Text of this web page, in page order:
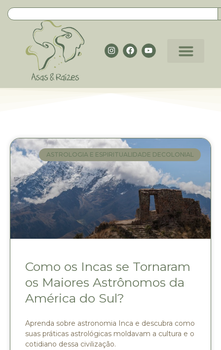
ASTROLOGIA E ESPIRITUALIDADE DECOLONIAL
Como os Incas se Tornaram
os Maiores Astrônomos da
América do Sul?
Aprenda sobre astronomia Inca e descubra como
suas práticas astrológicas moldavam a cultura e o
cotidiano dessa civilização.